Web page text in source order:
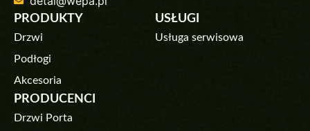
PRODUKTY
Drzwi
Podłogi
Akcesoria
USŁUGI
Usługa serwisowa
PRODUCENCI
Drzwi Porta